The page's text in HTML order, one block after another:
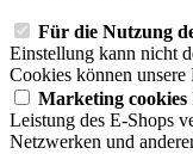
Für die Nutzung
Einstellung kann nicht
Cookies können
Marketing cookies
Leistung des E-Shops
Netzwerken und